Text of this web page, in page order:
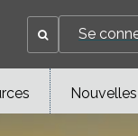
Se